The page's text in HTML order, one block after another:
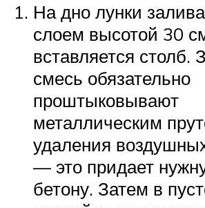
На дно лунки
слоем высотой 30
вставляется столб.
смесь обязательно
проштыковывают
металлическим
удаления
— это придает
бетону. Затем в